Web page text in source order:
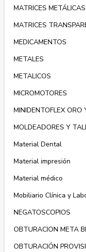
MATRICES METÁLICAS
MATRICES
MEDICAMENTOS
METALES
METALICOS
MICROMOTORES
MINIDENTOFLEX ORO
MOLDEADORES Y
Material Dental
Material impresión
Material médico
Mobiliario Clínica y
NEGATOSCOPIOS
OBTURACION META
OBTURACIÓN